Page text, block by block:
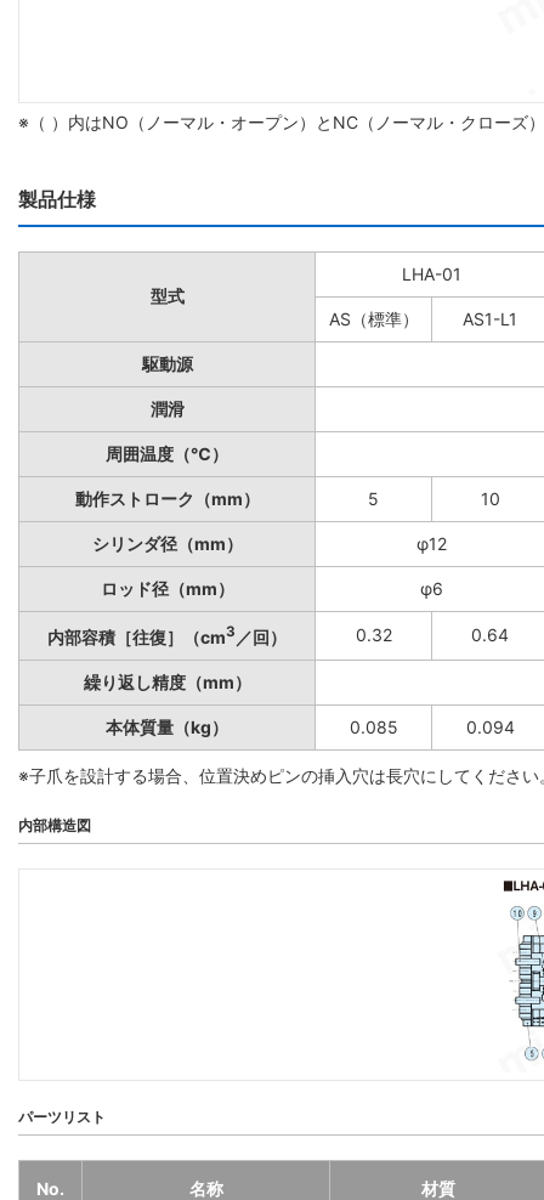
※（ ）内はNO（ノーマル・オープン）とNC（ノーマル・クローズ
製品仕様
型式
LHA-01
AS（標準） AS1-L1
駆動源
潤滑
周囲温度（℃）
動作ストローク（mm） 5 10
シリンダ径（mm） φ12
ロッド径（mm） φ6
内部容積［往復］（cm3 ／回） 0.32 0.64
繰り返し精度（mm）
本体質量（kg） 0.085 0.094
※子爪を設計する場合、位置決めピンの挿入穴は長穴にしてくださ
内部構造図
パーツリスト
No. 名称 材質